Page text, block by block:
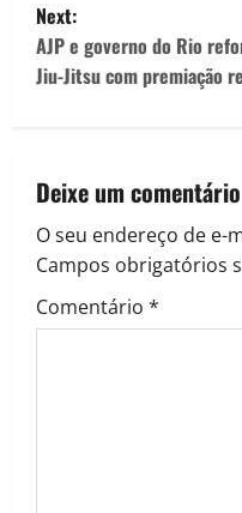
Next:
AJP e governo do Rio
Jiu-Jitsu com premiação
Deixe um comentário
O seu endereço de e-
Campos obrigatórios
Comentário *